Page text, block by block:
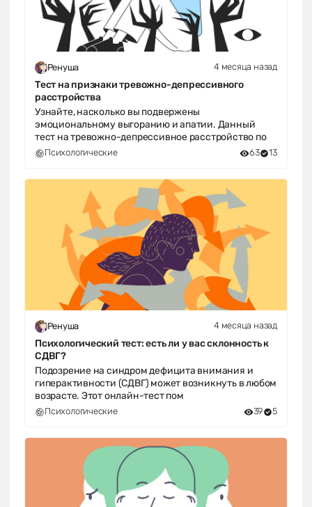
Ренуша 4 месяца назад
Тест на признаки тревожно-депрессивного
расстройства
Узнайте, насколько вы подвержены
эмоциональному выгоранию и апатии. Данный
тест на тревожно-депрессивное расстройство по
Психологические 63 13
Ренуша 4 месяца назад
Психологический тест: есть ли у вас склонность к
СДВГ?
Подозрение на синдром дефицита внимания и
гиперактивности (СДВГ) может возникнуть в любом
возрасте. Этот онлайн-тест пом
Психологические 39 5